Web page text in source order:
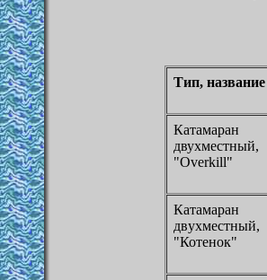
Тип, название
Катамаран
двухместный,
"Overkill"
Катамаран
двухместный,
"Котенок"